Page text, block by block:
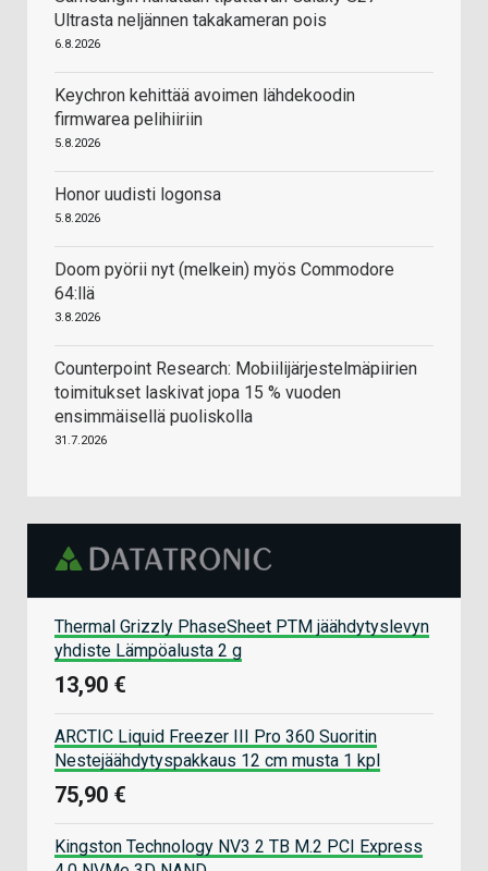
Ultrasta neljännen takakameran pois
6.8.2026
Keychron kehittää avoimen lähdekoodin
firmwarea pelihiiriin
5.8.2026
Honor uudisti logonsa
5.8.2026
Doom pyörii nyt (melkein) myös Commodore
64:llä
3.8.2026
Counterpoint Research: Mobiilijärjestelmäpiirien
toimitukset laskivat jopa 15 % vuoden
ensimmäisellä puoliskolla
31.7.2026
Thermal Grizzly PhaseSheet PTM jäähdytyslevyn
yhdiste Lämpöalusta 2 g
13,90 €
ARCTIC Liquid Freezer III Pro 360 Suoritin
Nestejäähdytyspakkaus 12 cm musta 1 kpl
75,90 €
Kingston Technology NV3 2 TB M.2 PCI Express